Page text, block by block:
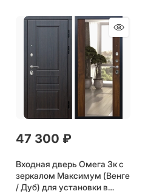
47 300 ₽
Входная дверь Омега 3к с
зеркалом Максимум (Венге
/ Дуб) для установки в